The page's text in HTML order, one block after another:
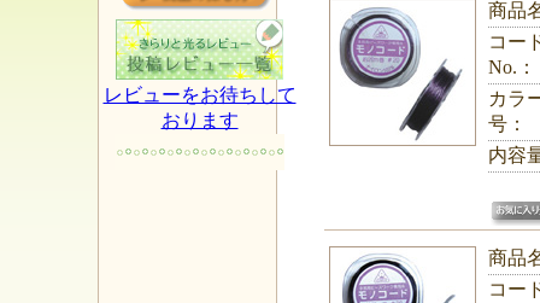
レビューをお待ちして
おります
商品
コー
No.：
カラ
号：
内容
商品
コー